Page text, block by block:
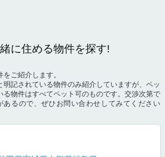
に住める物件を探す!
ご紹介します。
明記されている物件のみ紹介していますが、ペッ
る物件はすべてペット可のものです。交渉次第で
あるので、ぜひお問い合わせしてみてください